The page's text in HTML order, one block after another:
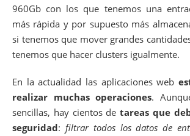
960Gb con los que tenemos una
más rápida y por supuesto más
si tenemos que mover grandes
tenemos que hacer clusters igualmente.
En la actualidad las aplicaciones web
realizar muchas operaciones.
sencillas, hay cientos de tareas que
seguridad: filtrar todos los datos de